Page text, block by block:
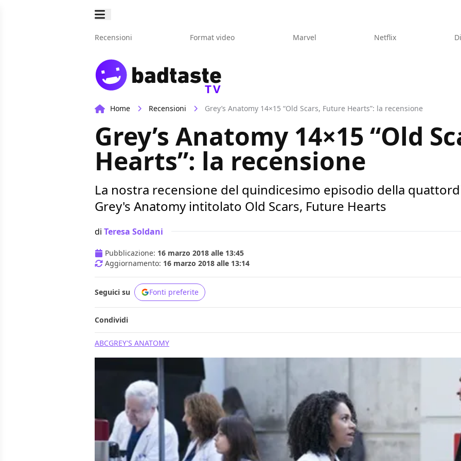
Recensioni Format video Marvel Netflix
TV
Home Recensioni Grey’s Anatomy 14×15 “Old Scars, Future Hearts”: la recensione
Grey’s Anatomy 14×15 “Old
Hearts”: la recensione
La nostra recensione del quindicesimo episodio della
Grey's Anatomy intitolato Old Scars, Future Hearts
di Teresa Soldani
Pubblicazione: 16 marzo 2018 alle 13:45
Aggiornamento: 16 marzo 2018 alle 13:14
Seguici su Fonti preferite
Condividi
ABCGREY'S ANATOMY